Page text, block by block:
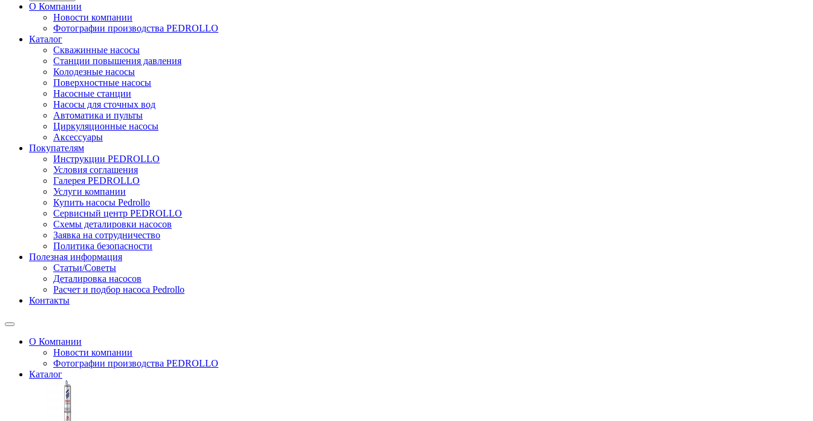
О Компании
Новости компании
Фотографии производства PEDROLLO
Каталог
Скважинные насосы
Станции повышения давления
Колодезные насосы
Поверхностные насосы
Насосные станции
Насосы для сточных вод
Автоматика и пульты
Циркуляционные насосы
Аксессуары
Покупателям
Инструкции PEDROLLO
Условия соглашения
Галерея PEDROLLO
Услуги компании
Купить насосы Pedrollo
Сервисный центр PEDROLLO
Схемы деталировки насосов
Заявка на сотрудничество
Политика безопасности
Полезная информация
Статьи/Советы
Деталировка насосов
Расчет и подбор насоса Pedrollo
Контакты
О Компании
Новости компании
Фотографии производства PEDROLLO
Каталог